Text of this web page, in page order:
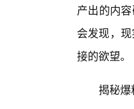
产出的内
会发现，
接的欲望。
揭秘